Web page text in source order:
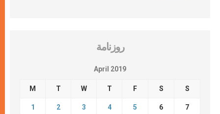
روزنامة
April 2019
M T W T F S S
1 2 3 4 5 6 7